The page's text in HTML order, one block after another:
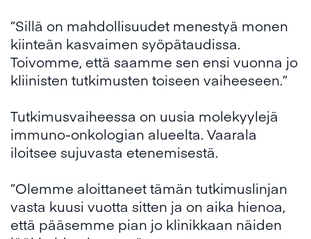
”Sillä on mahdollisuudet menestyä monen
kiinteän kasvaimen syöpätaudissa.
Toivomme, että saamme sen ensi vuonna jo
kliinisten tutkimusten toiseen vaiheeseen.”
Tutkimusvaiheessa on uusia molekyylejä
immuno-onkologian alueelta. Vaarala
iloitsee sujuvasta etenemisestä.
”Olemme aloittaneet tämän tutkimuslinjan
vasta kuusi vuotta sitten ja on aika hienoa,
että pääsemme pian jo klinikkaan näiden